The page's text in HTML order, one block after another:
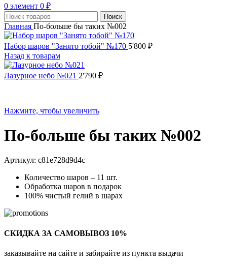
0 элемент 0 ₽
Поиск
Главная По-больше бы таких №002
Набор шаров "Занято тобой" №170 5'800 ₽
Назад к товарам
Лазурное небо №021 2'790 ₽
Нажмите, чтобы увеличить
По-больше бы таких №002
Артикул: c81e728d9d4c
Количество шаров – 11 шт.
Обработка шаров в подарок
100% чистый гелий в шарах
СКИДКА ЗА САМОВЫВОЗ 10%
заказывайте на сайте и забирайте из пункта выдачи